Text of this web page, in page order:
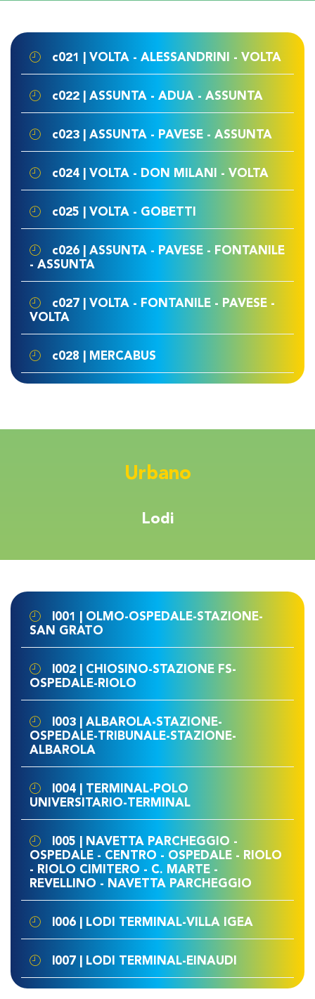
c021 | VOLTA - ALESSANDRINI - VOLTA
c022 | ASSUNTA - ADUA - ASSUNTA
c023 | ASSUNTA - PAVESE - ASSUNTA
c024 | VOLTA - DON MILANI - VOLTA
c025 | VOLTA - GOBETTI
c026 | ASSUNTA - PAVESE - FONTANILE
- ASSUNTA
c027 | VOLTA - FONTANILE - PAVESE -
VOLTA
c028 | MERCABUS
Urbano
Lodi
l001 | OLMO-OSPEDALE-STAZIONE-
SAN GRATO
l002 | CHIOSINO-STAZIONE FS-
OSPEDALE-RIOLO
l003 | ALBAROLA-STAZIONE-
OSPEDALE-TRIBUNALE-STAZIONE-
ALBAROLA
l004 | TERMINAL-POLO
UNIVERSITARIO-TERMINAL
l005 | NAVETTA PARCHEGGIO -
OSPEDALE - CENTRO - OSPEDALE - RIOLO
- RIOLO CIMITERO - C. MARTE -
REVELLINO - NAVETTA PARCHEGGIO
l006 | LODI TERMINAL-VILLA IGEA
l007 | LODI TERMINAL-EINAUDI